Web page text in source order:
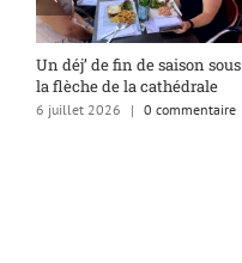
Un déj’ de fin de saison sous
la flèche de la cathédrale
6 juillet 2026 | 0 commentaire